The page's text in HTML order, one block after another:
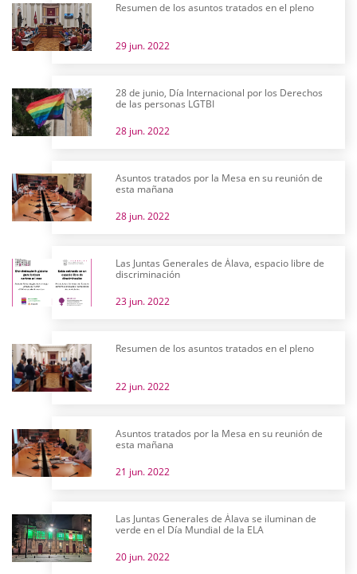
Resumen de los asuntos tratados en el pleno
29 jun. 2022
28 de junio, Día Internacional por los Derechos
de las personas LGTBI
28 jun. 2022
Asuntos tratados por la Mesa en su reunión de
esta mañana
28 jun. 2022
Las Juntas Generales de Álava, espacio libre de
discriminación
23 jun. 2022
Resumen de los asuntos tratados en el pleno
22 jun. 2022
Asuntos tratados por la Mesa en su reunión de
esta mañana
21 jun. 2022
Las Juntas Generales de Álava se iluminan de
verde en el Día Mundial de la ELA
20 jun. 2022